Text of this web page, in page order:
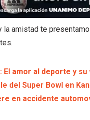
amistad te
El amor al deporte y su
del Super Bowl en
en accidente